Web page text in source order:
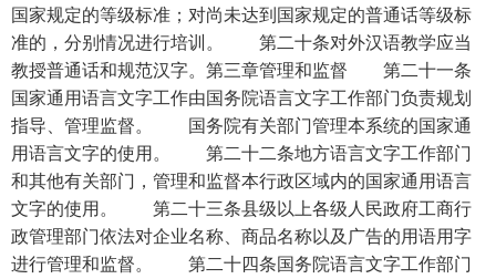
国家规定的等级标准；对尚未达到国家规定的普通话等级标
准的，分别情况进行培训。 第二十条对外汉语教学应当
教授普通话和规范汉字。第三章管理和监督 第二十一条
国家通用语言文字工作由国务院语言文字工作部门负责规划
指导、管理监督。 国务院有关部门管理本系统的国家通
用语言文字的使用。 第二十二条地方语言文字工作部门
和其他有关部门，管理和监督本行政区域内的国家通用语言
文字的使用。 第二十三条县级以上各级人民政府工商行
政管理部门依法对企业名称、商品名称以及广告的用语用字
进行管理和监督。 第二十四条国务院语言文字工作部门